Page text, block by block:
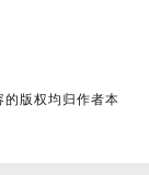
版权均归作者本